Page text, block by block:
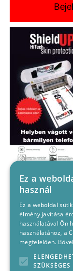
Ez a
használ
Ez a weboldal
élmény javítása
használatával Ön
használatához, a
megfelelően.
SZÜKSÉGES